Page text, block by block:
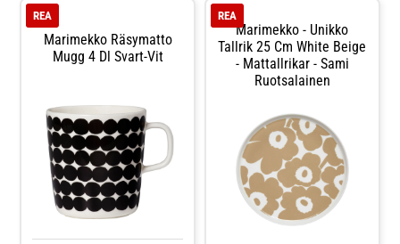
Två tallrikar ingår.- Kapacitet:
25.0 cl.- Diameter: 200 mm.
Skötselråd för tallriken- Frystålig.-
Tål mikrovågsugn.- Tål diskmaskin.
Shoppa Kaffekoppar och mer
Muggar & Koppar hos Royal
Marimekko Räsymatto
Mugg 4 Dl Svart-Vit
REA
Marimekko - Unikko
Tallrik 25 Cm White Beige
- Mattallrikar - Sami
Ruotsalainen
REA